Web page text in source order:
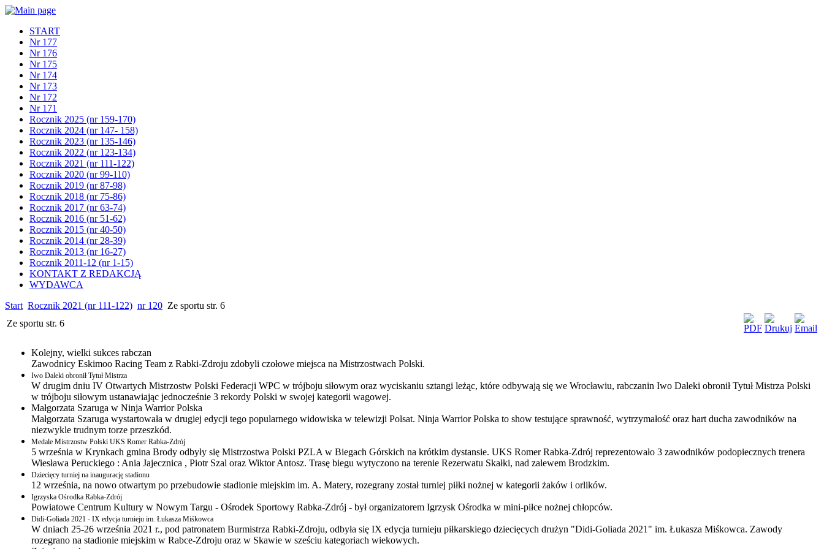
START
Nr 177
Nr 176
Nr 175
Nr 174
Nr 173
Nr 172
Nr 171
Rocznik 2025 (nr 159-170)
Rocznik 2024 (nr 147- 158)
Rocznik 2023 (nr 135-146)
Rocznik 2022 (nr 123-134)
Rocznik 2021 (nr 111-122)
Rocznik 2020 (nr 99-110)
Rocznik 2019 (nr 87-98)
Rocznik 2018 (nr 75-86)
Rocznik 2017 (nr 63-74)
Rocznik 2016 (nr 51-62)
Rocznik 2015 (nr 40-50)
Rocznik 2014 (nr 28-39)
Rocznik 2013 (nr 16-27)
Rocznik 2011-12 (nr 1-15)
KONTAKT Z REDAKCJĄ
WYDAWCA
Start Rocznik 2021 (nr 111-122) nr 120 Ze sportu str. 6
Ze sportu str. 6
Kolejny, wielki sukces rabczan
Zawodnicy Eskimoo Racing Team z Rabki-Zdroju zdobyli czołowe miejsca na Mistrzostwach Polski.
Iwo Daleki obronił Tytuł Mistrza
W drugim dniu IV Otwartych Mistrzostw Polski Federacji WPC w trójboju siłowym oraz wyciskaniu sztangi leżąc, które odbywają się we Wrocławiu, rabczanin Iwo Daleki obronił Tytuł Mistrza Polski
w trójboju siłowym ustanawiając jednocześnie 3 rekordy Polski w swojej kategorii wagowej.
Małgorzata Szaruga w Ninja Warrior Polska
Małgorzata Szaruga wystartowała w drugiej edycji tego popularnego widowiska w telewizji Polsat. Ninja Warrior Polska to show testujące sprawność, wytrzymałość oraz hart ducha zawodników na
niezwykle trudnym torze przeszkód.
Medale Mistrzostw Polski UKS Romer Rabka-Zdrój
5 września w Krynkach gmina Brody odbyły się Mistrzostwa Polski PZLA w Biegach Górskich na krótkim dystansie. UKS Romer Rabka-Zdrój reprezentowało 3 zawodników podopiecznych trenera
Wiesława Peruckiego : Ania Jajecznica , Piotr Szal oraz Wiktor Antosz. Trasę biegu wytyczono na terenie Rezerwatu Skałki, nad zalewem Brodzkim.
Dziecięcy turniej na inaugurację stadionu
12 września, na nowo otwartym po przebudowie stadionie miejskim im. A. Matery, rozegrany został turniej piłki nożnej w kategorii żaków i orlików.
Igrzyska Ośrodka Rabka-Zdrój
Powiatowe Centrum Kultury w Nowym Targu - Ośrodek Sportowy Rabka-Zdrój - był organizatorem Igrzysk Ośrodka w mini-piłce nożnej chłopców.
Didi-Goliada 2021 - IX edycja turnieju im. Łukasza Miśkowca
W dniach 25-26 września 2021 r., pod patronatem Burmistrza Rabki-Zdroju, odbyła się IX edycja turnieju piłkarskiego dziecięcych drużyn "Didi-Goliada 2021" im. Łukasza Miśkowca. Zawody
rozegrano na stadionie miejskim w Rabce-Zdroju oraz w Skawie w sześciu kategoriach wiekowych.